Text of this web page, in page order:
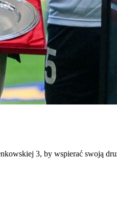
3, by wspierać swoją